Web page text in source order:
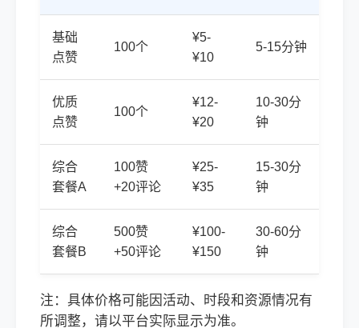
基础
点赞
100个
¥5-
¥10
5-15分钟
优质
点赞
100个
¥12-
¥20
10-30分
钟
综合
套餐A
100赞
+20评论
¥25-
¥35
15-30分
钟
综合
套餐B
500赞
+50评论
¥100-
¥150
30-60分
钟
注：具体价格可能因活动、时段和资源情况有
所调整，请以平台实际显示为准。